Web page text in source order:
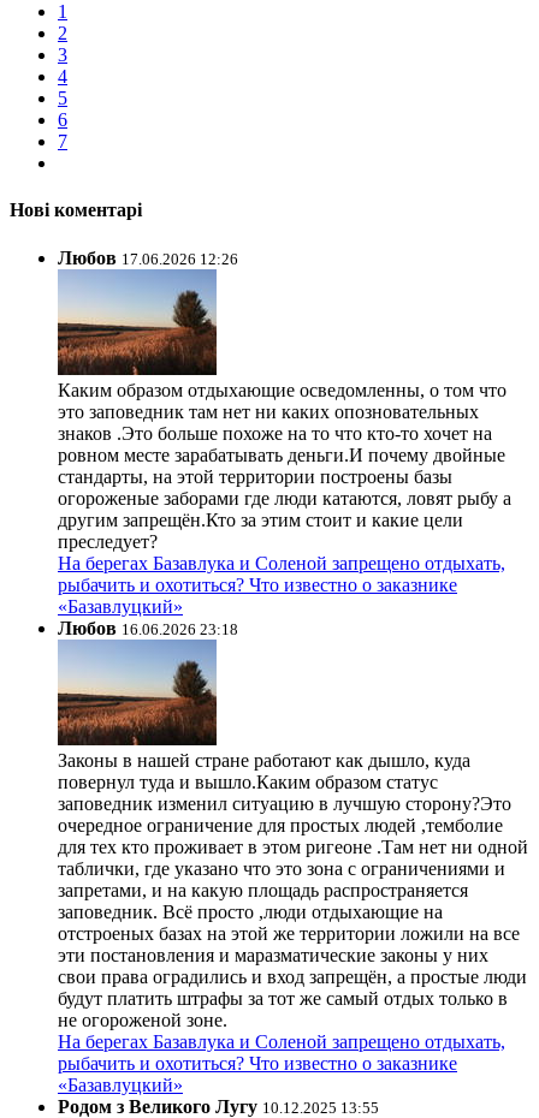
1
2
3
4
5
6
7
Нові коментарі
Любов 17.06.2026 12:26
Каким образом отдыхающие осведомленны, о том что
это заповедник там нет ни каких опозновательных
знаков .Это больше похоже на то что кто-то хочет на
ровном месте зарабатывать деньги.И почему двойные
стандарты, на этой территории построены базы
огороженые заборами где люди катаются, ловят рыбу а
другим запрещён.Кто за этим стоит и какие цели
преследует?
На берегах Базавлука и Соленой запрещено отдыхать,
рыбачить и охотиться? Что известно о заказнике
«Базавлуцкий»
Любов 16.06.2026 23:18
Законы в нашей стране работают как дышло, куда
повернул туда и вышло.Каким образом статус
заповедник изменил ситуацию в лучшую сторону?Это
очередное ограничение для простых людей ,темболие
для тех кто проживает в этом ригеоне .Там нет ни одной
таблички, где указано что это зона с ограничениями и
запретами, и на какую площадь распространяется
заповедник. Всё просто ,люди отдыхающие на
отстроеных базах на этой же территории ложили на все
эти постановления и маразматические законы у них
свои права оградились и вход запрещён, а простые люди
будут платить штрафы за тот же самый отдых только в
не огороженой зоне.
На берегах Базавлука и Соленой запрещено отдыхать,
рыбачить и охотиться? Что известно о заказнике
«Базавлуцкий»
Родом з Великого Лугу 10.12.2025 13:55